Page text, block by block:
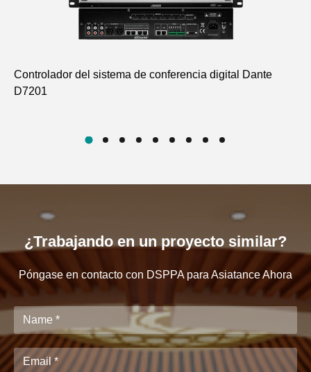
Controlador del sistema de conferencia digital Dante
D7201
¿Trabajando en un proyecto similar?
Póngase en contacto con DSPPA para Asiatance Ahora